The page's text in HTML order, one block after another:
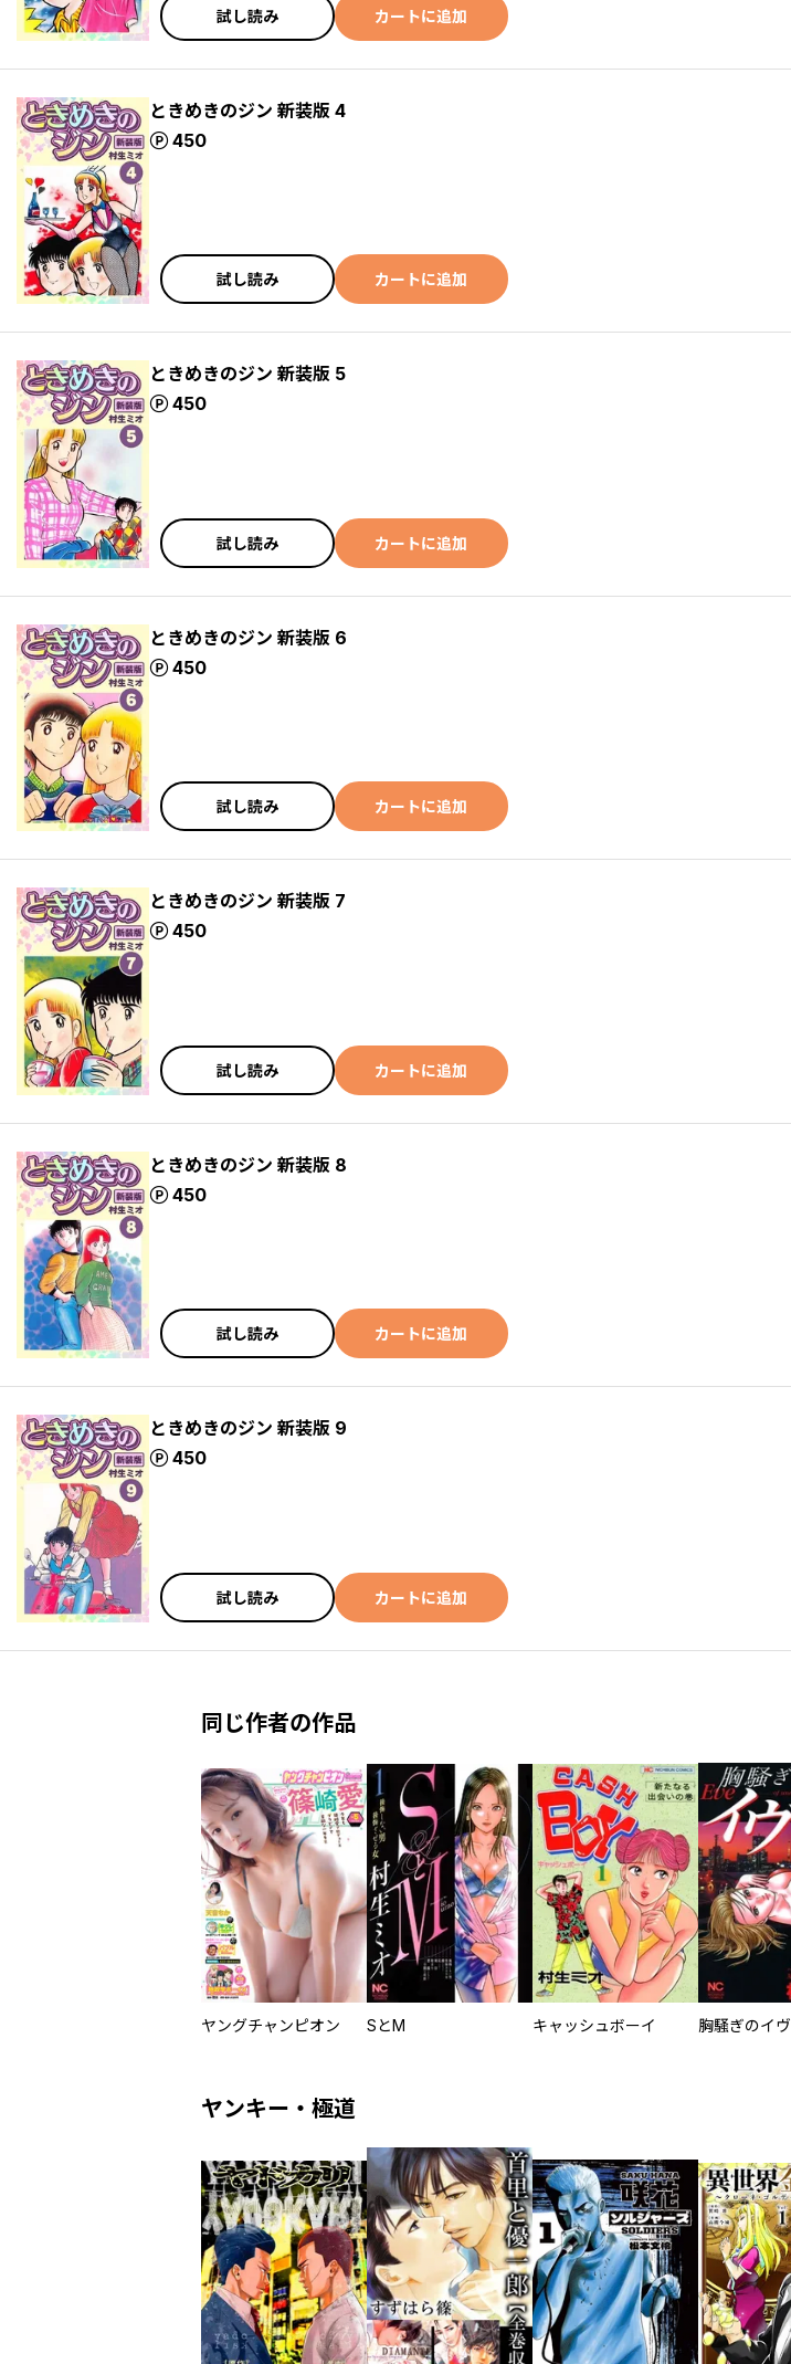
試し読み カートに追加
ときめきのジン 新装版 4
450
ポイント
試し読み カートに追加
ときめきのジン 新装版 5
450
ポイント
試し読み カートに追加
ときめきのジン 新装版 6
450
ポイント
試し読み カートに追加
ときめきのジン 新装版 7
450
ポイント
試し読み カートに追加
ときめきのジン 新装版 8
450
ポイント
試し読み カートに追加
ときめきのジン 新装版 9
450
ポイント
試し読み カートに追加
同じ作者の作品
ヤングチャンピオン SとM キャッシュボーイ 胸騒ぎのイヴ
ヤンキー・極道